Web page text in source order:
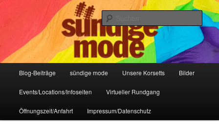
Sündige Mode Frankfurt
IHR Laden für Korsetts, Lifestyle-Mode, Club- und Dark-Wear seit 2004
Blog-Beiträge sündige mode Unsere Korsetts Bilder
Events/Locations/Infoseiten Virtueller Rundgang
Öffnungszeit/Anfahrt Impressum/Datenschutz